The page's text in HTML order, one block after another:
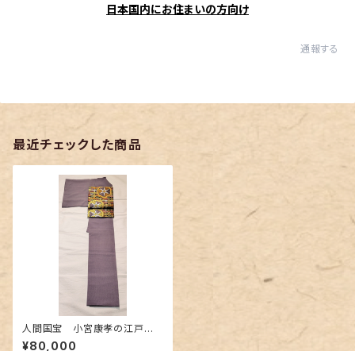
日本国内にお住まいの方向け
通報する
最近チェックした商品
人間国宝 小宮康孝の江戸小
紋 紫色
¥80,000